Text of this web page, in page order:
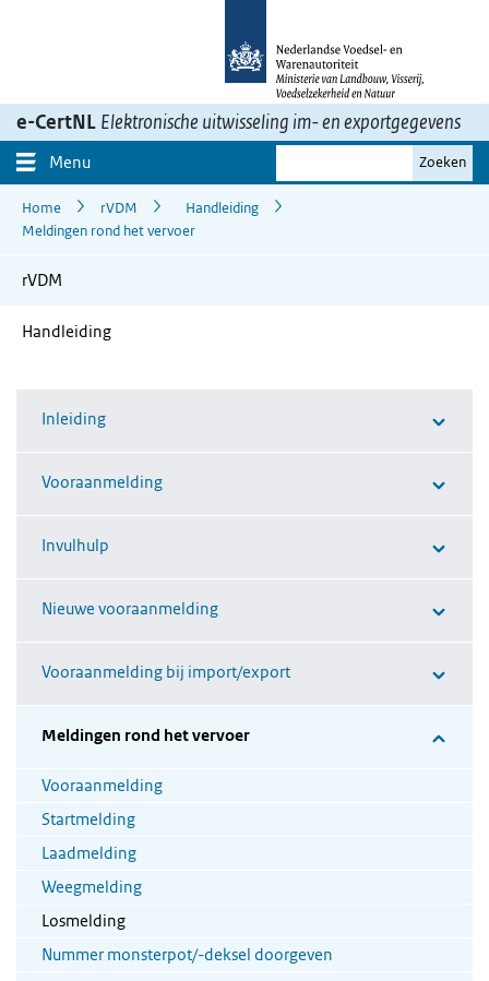
e-CertNL Elektronische uitwisseling im- en exportgegevens
Menu
zoekterm
Zoeken
Home rVDM
Handleiding
Meldingen rond het vervoer
rVDM
Handleiding
Inleiding
Vooraanmelding
Invulhulp
Nieuwe vooraanmelding
Vooraanmelding bij import/export
Meldingen rond het vervoer
Vooraanmelding
Startmelding
Laadmelding
Weegmelding
Losmelding
Nummer monsterpot/-deksel doorgeven